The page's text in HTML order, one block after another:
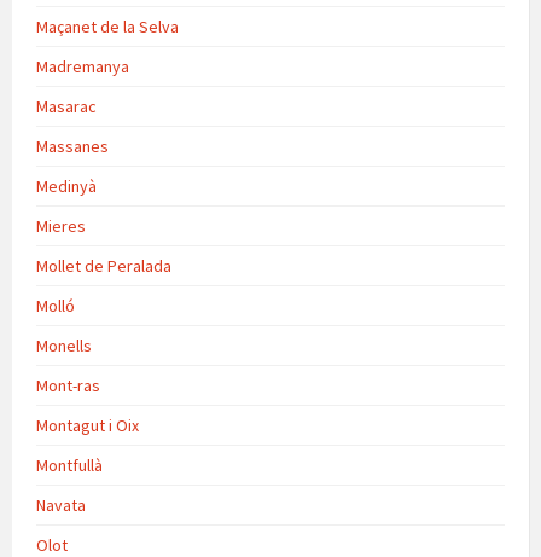
Maçanet de la Selva
Madremanya
Masarac
Massanes
Medinyà
Mieres
Mollet de Peralada
Molló
Monells
Mont-ras
Montagut i Oix
Montfullà
Navata
Olot